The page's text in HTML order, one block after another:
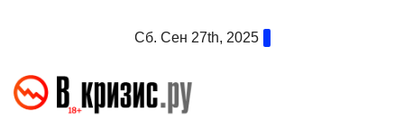
Сб. Сен 27th, 2025